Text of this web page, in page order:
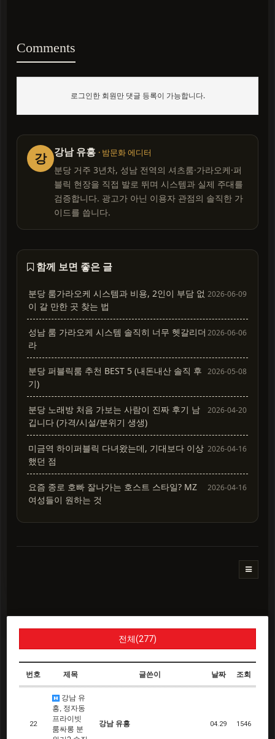
Comments
로그인한 회원만 댓글 등록이 가능합니다.
강 강남 유흥 · 밤문화 에디터
분당 거주 3년차, 성남 전역의 셔츠룸·가라오케·퍼
블릭 현장을 직접 발로 뛰며 시스템과 실제 주대를
검증합니다. 광고가 아닌 이용자 관점의 솔직한 가
이드를 씁니다.
함께 보면 좋은 글
분당 룸가라오케 시스템과 비용, 2인이 부담 없
이 갈 만한 곳 찾는 법
2026-06-09
성남 룸 가라오케 시스템 솔직히 너무 헷갈리더
라
2026-06-06
분당 퍼블릭룸 추천 BEST 5 (내돈내산 솔직 후
기)
2026-05-08
분당 노래방 처음 가보는 사람이 진짜 후기 남
깁니다 (가격/시설/분위기 생생)
2026-04-20
미금역 하이퍼블릭 다녀왔는데, 기대보다 이상
했던 점
2026-04-16
요즘 종로 호빠 잘나가는 호스트 스타일? MZ
여성들이 원하는 것
2026-04-16
전체(277)
번호 제목 글쓴이 날짜 조회
22
강남 유
흥, 정자동
프라이빗
룸싸롱 분
강남 유흥 04.29 1546